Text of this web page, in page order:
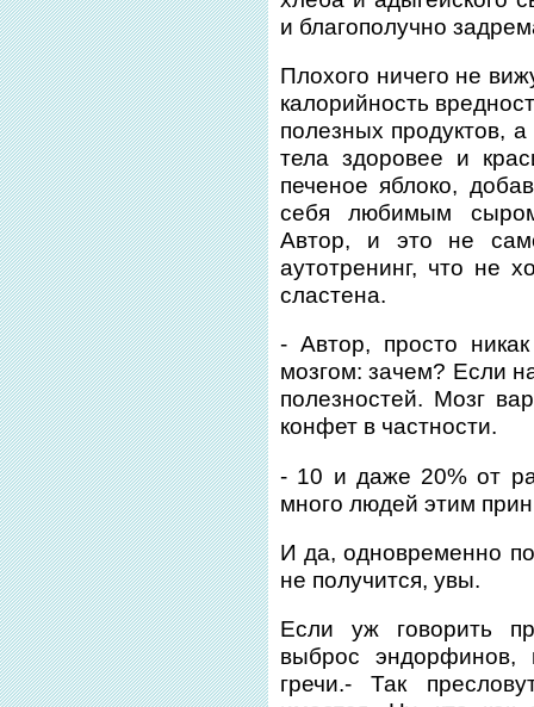
и благополучно
Плохого ничего не
калорийность
полезных продуктов, а
тела здоровее и
печеное яблоко,
себя любимым
Автор, и это не
аутотренинг, что не
сластена.
- Автор, просто
мозгом: зачем? Если
полезностей. Мозг
конфет в частности.
- 10 и даже 20% от
много людей этим
И да, одновременно
не получится, увы.
Если уж говорить
выброс эндорфинов,
гречи.- Так